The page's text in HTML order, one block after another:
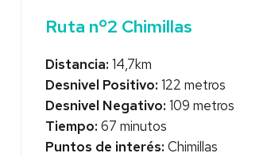
Ruta nº2 Chimillas
Distancia: 14,7km
Desnivel Positivo: 122 metros
Desnivel Negativo: 109 metros
Tiempo: 67 minutos
Puntos de interés: Chimillas